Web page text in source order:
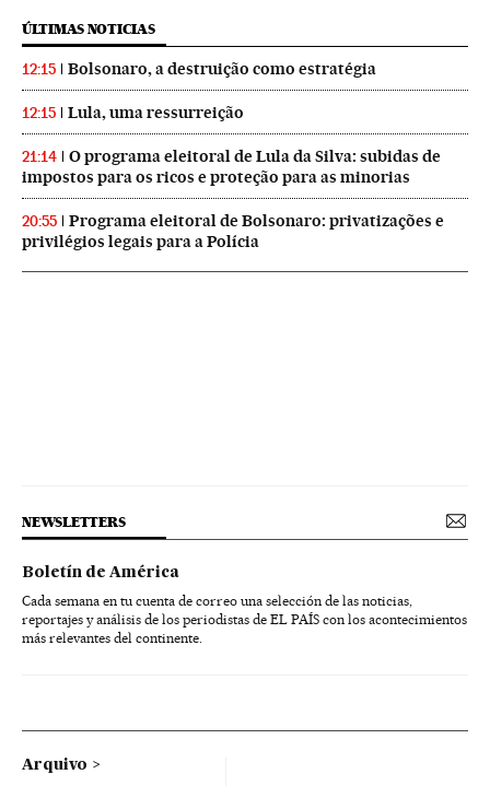
ÚLTIMAS NOTICIAS
12:15 Bolsonaro, a destruição como estratégia
12:15 Lula, uma ressurreição
21:14
O programa eleitoral de Lula da Silva: subidas de
impostos para os ricos e proteção para as minorias
20:55
Programa eleitoral de Bolsonaro: privatizações e
privilégios legais para a Polícia
NEWSLETTERS
Boletín de América
Cada semana en tu cuenta de correo una selección de las noticias,
reportajes y análisis de los periodistas de EL PAÍS con los acontecimientos
más relevantes del continente.
Arquivo